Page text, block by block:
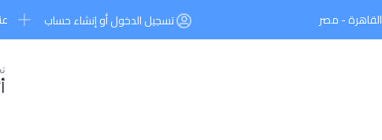
القاهرة - مصر تسجيل الدخول أو إنشاء حساب